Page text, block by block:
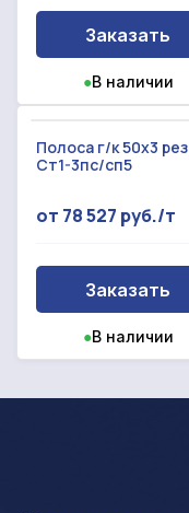
Заказать
●В наличии
Полоса г/к 50х3 рез
Ст1-3пс/сп5
от 78 527 руб./т
Заказать
●В наличии